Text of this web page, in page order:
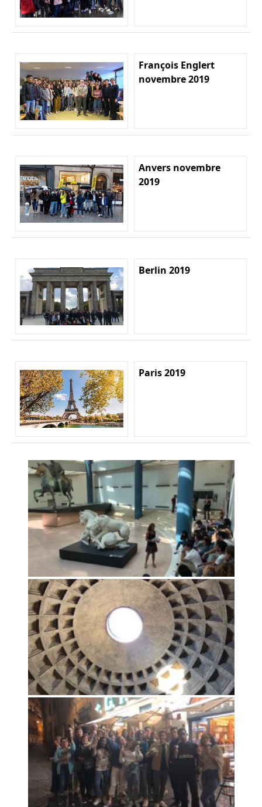
François Englert
novembre 2019
Anvers novembre
2019
Berlin 2019
Paris 2019